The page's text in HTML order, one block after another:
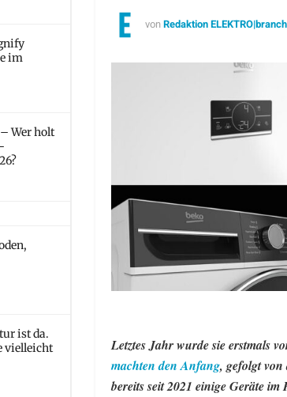
im
Wer holt
ist da.
vielleicht
vonRedaktion
Letztes Jahr wurde sie erstmals
machten den Anfang, gefolgt
bereits seit 2021 einige Geräte